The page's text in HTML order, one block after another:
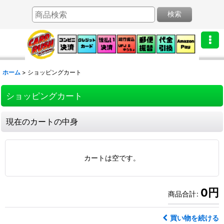
検索
ホーム > ショッピングカート
ショッピングカート
現在のカートの中身
カートは空です。
商品合計: 0円
買い物を続ける